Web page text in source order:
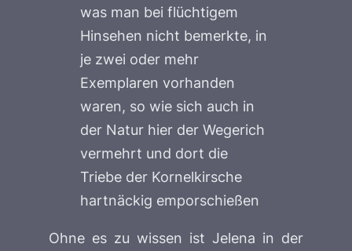
was man bei flüchtigem
Hinsehen nicht bemerkte, in
je zwei oder mehr
Exemplaren vorhanden
waren, so wie sich auch in
der Natur hier der Wegerich
vermehrt und dort die
Triebe der Kornelkirsche
hartnäckig emporschießen
Ohne es zu wissen ist Jelena in der